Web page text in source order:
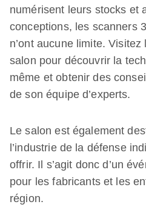
numérisent leurs stocks et
conceptions, les scanners
n’ont aucune limite. Visitez
salon pour découvrir la
même et obtenir des
de son équipe d’experts.
Le salon est également
l’industrie de la défense
offrir. Il s’agit donc d’un
pour les fabricants et les
région.